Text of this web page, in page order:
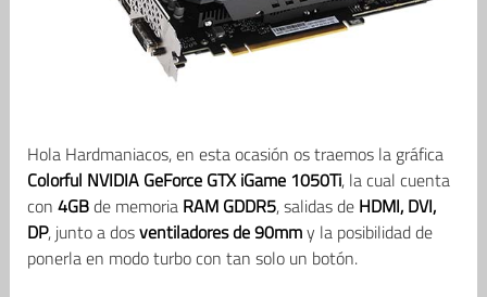
Hola Hardmaniacos, en esta ocasión os traemos la gráfica
Colorful NVIDIA GeForce GTX iGame 1050Ti, la cual cuenta
con 4GBde memoria RAM GDDR5, salidas de HDMI, DVI,
DP, junto a dosventiladores de 90mmy la posibilidad de
ponerla en modo turbo con tan solo un botón.